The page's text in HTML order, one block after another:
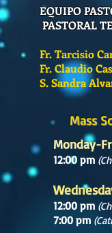
EQUIPO
PASTORAL
Fr. Tarcisio
Fr. Claudio
S. Sandra
Mass
Monday-
12:00 pm
12:00 pm
7:00 pm